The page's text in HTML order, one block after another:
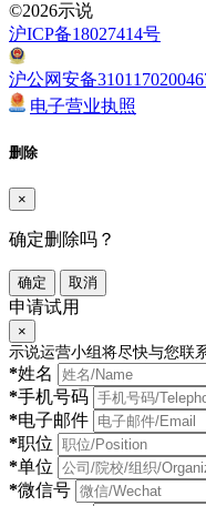
©2026示说
沪ICP备18027414号
沪公网安备
电子营业执照
删除
×
确定删除吗？
确定 取消
申请试用
×
示说运营小组将尽快与您联
*姓名
*手机号码
*电子邮件
*职位
*单位
*微信号